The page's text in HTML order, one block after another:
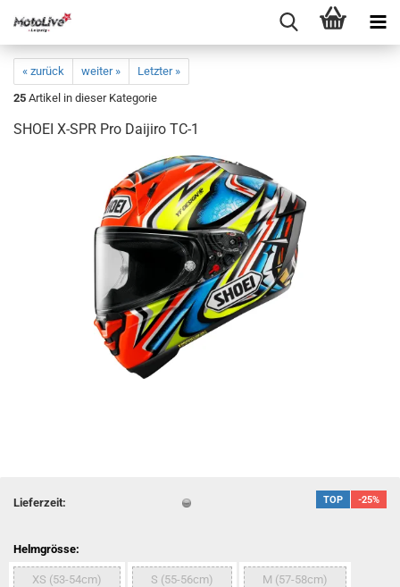
« zurück weiter »
Letzter »
25 Artikel in dieser Kategorie
SHOEI X-SPR Pro Daijiro TC-1
TOP -25%
Lieferzeit:
Helmgrösse:
XS (53-54cm) S (55-56cm) M (57-58cm)